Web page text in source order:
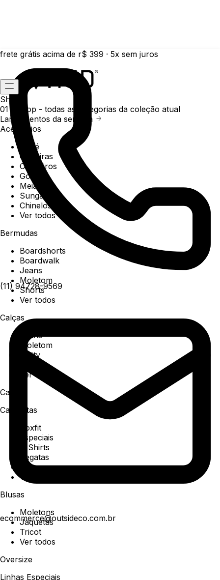
frete grátis acima de r$ 399 · 5x sem juros
(11) 94728-9569
ecommerce@outsideco.com.br
Shop
01 /
Shop - todas as categorias da coleção atual
Lançamentos da semana
Acessórios
Boné
Carteiras
Chaveiros
Gorros
Meias
Sunga
Chinelos
Ver todos
Bermudas
Boardshorts
Boardwalk
Jeans
Moletom
Shorts
Ver todos
Calças
Jeans
Moletom
Utility
Ver todos
Camisa
Camisetas
Boxfit
Especiais
T-Shirts
Regatas
Polo
Ver todos
Blusas
Moletons
Jaquetas
Tricot
Ver todos
Oversize
Linhas Especiais